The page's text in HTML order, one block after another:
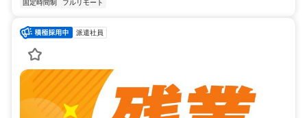
固定時間制 フルリモート
派遣社員